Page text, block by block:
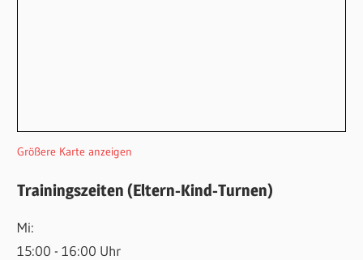
Größere Karte anzeigen
Trainingszeiten (Eltern-Kind-Turnen)
Mi:
15:00 - 16:00 Uhr